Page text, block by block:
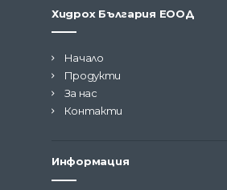
Хидрох България ЕООД
Начало
Продукти
За нас
Контакти
Информация